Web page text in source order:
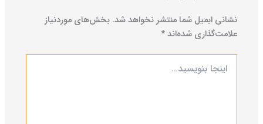
نشانی ایمیل شما منتشر نخواهد شد. بخش‌های موردنیاز
علامت‌گذاری شده‌اند*
بنویسید…